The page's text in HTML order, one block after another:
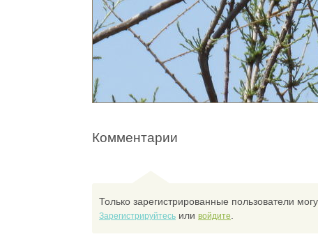
Комментарии
Только зарегистрированные пользователи
Зарегистрируйтесь или войдите